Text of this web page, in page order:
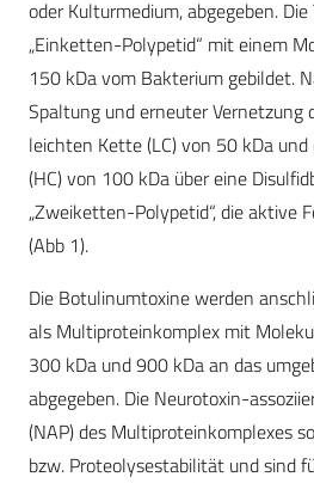
oder Kulturmedium, abgegeben.
„Einketten-Polypetid“ mit einem
150 kDa vom Bakterium gebildet.
Spaltung und erneuter Vernetzung
leichten Kette (LC) von 50 kDa
(HC) von 100 kDa über eine
„Zweiketten-Polypetid“, die aktive
(Abb 1).
Die Botulinumtoxine werden
als Multiproteinkomplex mit
300 kDa und 900 kDa an das
abgegeben. Die Neurotoxin-
(NAP) des Multiproteinkomplexes
bzw. Proteolysestabilität und sind